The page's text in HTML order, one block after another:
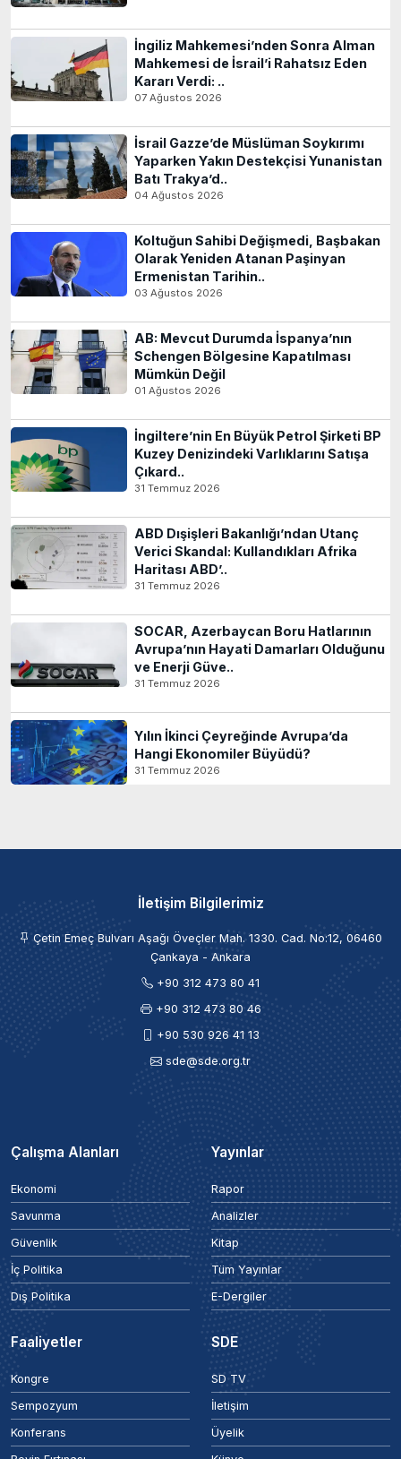
İngiliz Mahkemesi’nden Sonra Alman
Mahkemesi de İsrail’i Rahatsız Eden
Kararı Verdi: ..
07 Ağustos 2026
İsrail Gazze’de Müslüman Soykırımı
Yaparken Yakın Destekçisi Yunanistan
Batı Trakya’d..
04 Ağustos 2026
Koltuğun Sahibi Değişmedi, Başbakan
Olarak Yeniden Atanan Paşinyan
Ermenistan Tarihin..
03 Ağustos 2026
AB: Mevcut Durumda İspanya’nın
Schengen Bölgesine Kapatılması
Mümkün Değil
01 Ağustos 2026
İngiltere’nin En Büyük Petrol Şirketi BP
Kuzey Denizindeki Varlıklarını Satışa
Çıkard..
31 Temmuz 2026
ABD Dışişleri Bakanlığı’ndan Utanç
Verici Skandal: Kullandıkları Afrika
Haritası ABD’..
31 Temmuz 2026
SOCAR, Azerbaycan Boru Hatlarının
Avrupa’nın Hayati Damarları Olduğunu
ve Enerji Güve..
31 Temmuz 2026
Yılın İkinci Çeyreğinde Avrupa’da
Hangi Ekonomiler Büyüdü?
31 Temmuz 2026
İletişim Bilgilerimiz
Çetin Emeç Bulvarı Aşağı Öveçler Mah. 1330. Cad. No:12, 06460
Çankaya - Ankara
+90 312 473 80 41
+90 312 473 80 46
+90 530 926 41 13
sde@sde.org.tr
Çalışma Alanları
Ekonomi
Savunma
Güvenlik
İç Politika
Dış Politika
Yayınlar
Rapor
Analizler
Kitap
Tüm Yayınlar
E-Dergiler
Faaliyetler
Kongre
Sempozyum
Konferans
SDE
SD TV
İletişim
Üyelik